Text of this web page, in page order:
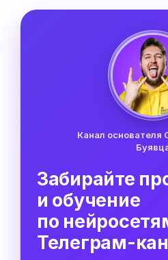
Канал основателя
Забирайте
и обучение
по
Телеграм-